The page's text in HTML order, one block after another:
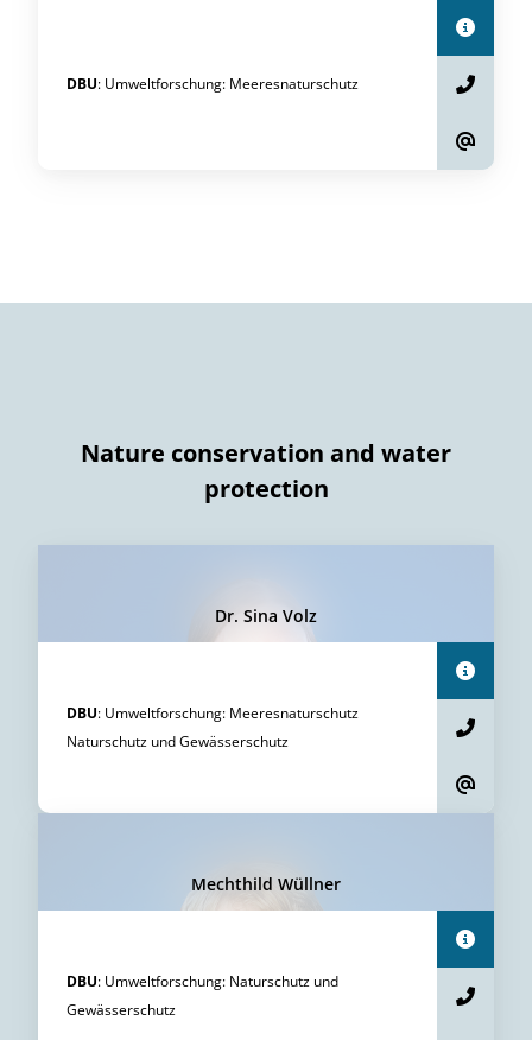
DBU: Umweltforschung: Meeresnaturschutz
Nature conservation and water
protection
Dr. Sina Volz
DBU: Umweltforschung: Meeresnaturschutz
Naturschutz und Gewässerschutz
Mechthild Wüllner
DBU: Umweltforschung: Naturschutz und
Gewässerschutz